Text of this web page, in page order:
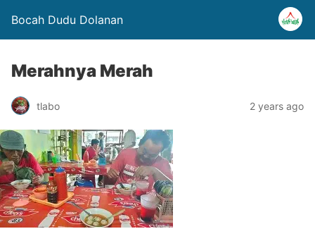
Bocah Dudu Dolanan
Merahnya Merah
tlabo 2 years ago